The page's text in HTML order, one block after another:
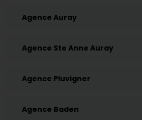
Agence Auray
Agence Ste Anne Auray
Agence Pluvigner
Agence Baden